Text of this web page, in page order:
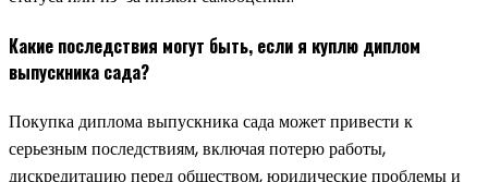
Какие последствия могут быть, если я куплю диплом
выпускника сада?
Покупка диплома выпускника сада может привести к
серьезным последствиям, включая потерю работы,
дискредитацию перед обществом, юридические проблемы и